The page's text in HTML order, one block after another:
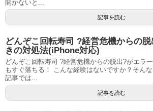
開かないと...
記事を読む
どんぞこ回転寿司 ?経営危機からの
きの対処法(iPhone対応)
どんぞこ回転寿司 ?経営危機からの脱出?がエラ
もすぐ落ちる！ こんな経験はないですか？そん
記事では...
記事を読む